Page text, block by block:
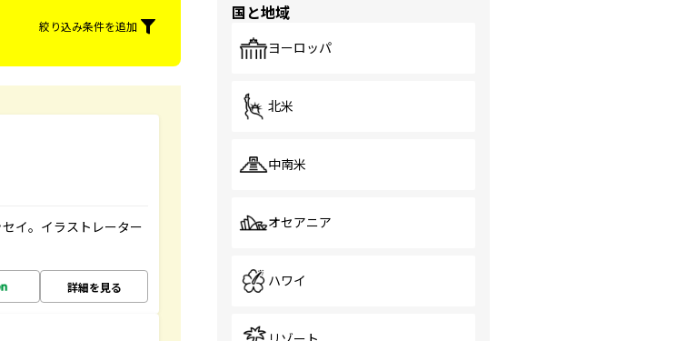
絞り込み条件を追加
イ。イラストレーター
詳細を見る
国と地域
ヨーロッパ
北米
中南米
オセアニア
ハワイ